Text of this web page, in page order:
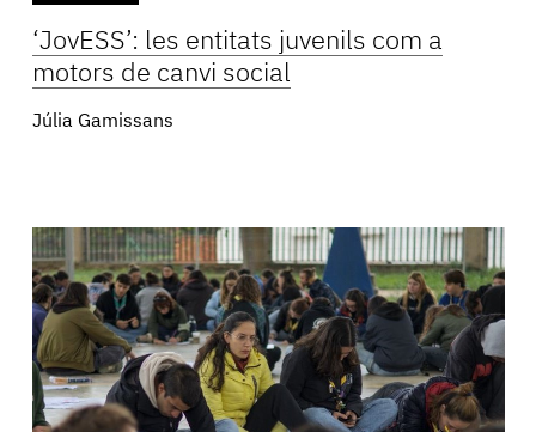
‘JovESS’: les entitats juvenils com a
motors de canvi social
Júlia Gamissans